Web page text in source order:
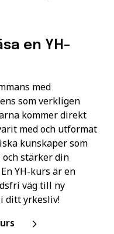
en YH-
med
som verkligen
kommer direkt
med och utformat
kunskaper som
stärker din
YH-kurs är en
väg till ny
ditt yrkesliv!